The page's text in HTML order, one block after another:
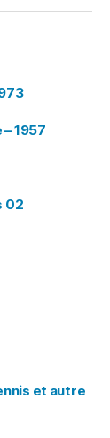
1957
02
et autre